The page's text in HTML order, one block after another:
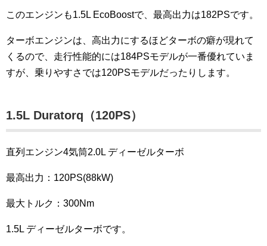
このエンジンも1.5L EcoBoostで、最高出力は182PSです。
ターボエンジンは、高出力にするほどターボの癖が現れて
くるので、走行性能的には184PSモデルが一番優れていま
すが、乗りやすさでは120PSモデルだったりします。
1.5L Duratorq（120PS）
直列エンジン4気筒2.0L ディーゼルターボ
最高出力：120PS(88kW)
最大トルク：300Nm
1.5L ディーゼルターボです。